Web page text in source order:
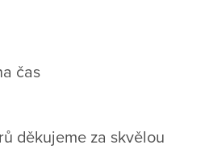
čas
děkujeme za skvělou